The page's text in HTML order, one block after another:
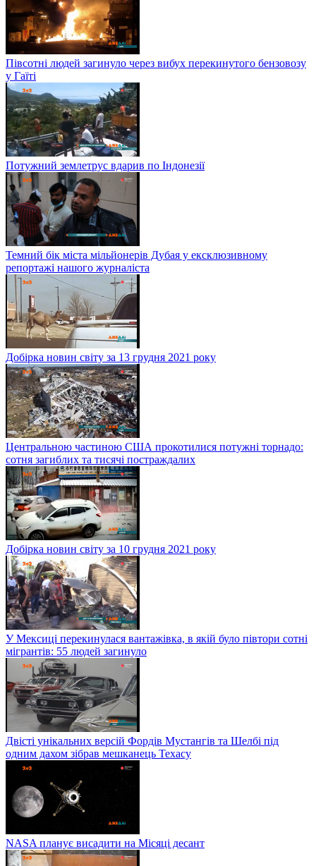
Півсотні людей загинуло через вибух перекинутого бензовозу
у Гаїті
Потужний землетрус вдарив по Індонезії
Темний бік міста мільйонерів Дубая у ексклюзивному
репортажі нашого журналіста
Добірка новин світу за 13 грудня 2021 року
Центральною частиною США прокотилися потужні торнадо:
сотня загиблих та тисячі постраждалих
Добірка новин світу за 10 грудня 2021 року
У Мексиці перекинулася вантажівка, в якій було півтори сотні
мігрантів: 55 людей загинуло
Двісті унікальних версій Фордів Мустангів та Шелбі під
одним дахом зібрав мешканець Техасу
NASA планує висадити на Місяці десант